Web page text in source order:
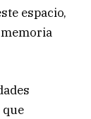
espacio,
que